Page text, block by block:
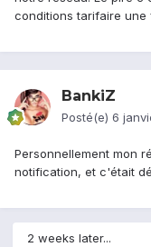
conditions tarifaire
BankiZ
Posté(e) 6
Personnellement mon
notification, et c'était
2 weeks later...